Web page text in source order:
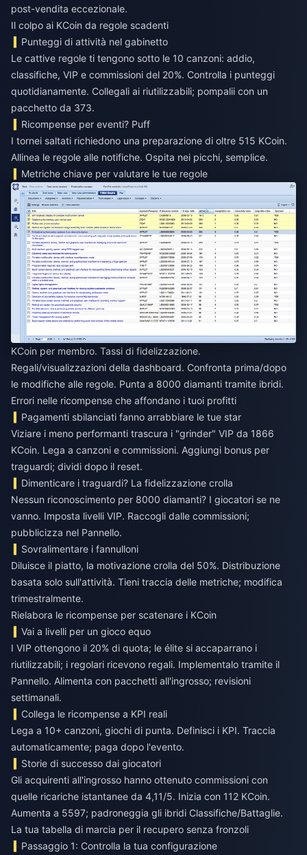
post-vendita eccezionale.
Il colpo ai KCoin da regole scadenti
Punteggi di attività nel gabinetto
Le cattive regole ti tengono sotto le 10 canzoni: addio,
classifiche, VIP e commissioni del 20%. Controlla i punteggi
quotidianamente. Collegali ai riutilizzabili; pompalii con un
pacchetto da 373.
Ricompense per eventi? Puff
I tornei saltati richiedono una preparazione di oltre 515 KCoin.
Allinea le regole alle notifiche. Ospita nei picchi, semplice.
Metriche chiave per valutare le tue regole
KCoin per membro. Tassi di fidelizzazione.
Regali/visualizzazioni della dashboard. Confronta prima/dopo
le modifiche alle regole. Punta a 8000 diamanti tramite ibridi.
Errori nelle ricompense che affondano i tuoi profitti
Pagamenti sbilanciati fanno arrabbiare le tue star
Viziare i meno performanti trascura i "grinder" VIP da 1866
KCoin. Lega a canzoni e commissioni. Aggiungi bonus per
traguardi; dividi dopo il reset.
Dimenticare i traguardi? La fidelizzazione crolla
Nessun riconoscimento per 8000 diamanti? I giocatori se ne
vanno. Imposta livelli VIP. Raccogli dalle commissioni;
pubblicizza nel Pannello.
Sovralimentare i fannulloni
Diluisce il piatto, la motivazione crolla del 50%. Distribuzione
basata solo sull'attività. Tieni traccia delle metriche; modifica
trimestralmente.
Rielabora le ricompense per scatenare i KCoin
Vai a livelli per un gioco equo
I VIP ottengono il 20% di quota; le élite si accaparrano i
riutilizzabili; i regolari ricevono regali. Implementalo tramite il
Pannello. Alimenta con pacchetti all'ingrosso; revisioni
settimanali.
Collega le ricompense a KPI reali
Lega a 10+ canzoni, giochi di punta. Definisci i KPI. Traccia
automaticamente; paga dopo l'evento.
Storie di successo dai giocatori
Gli acquirenti all'ingrosso hanno ottenuto commissioni con
quelle ricariche istantanee da 4,11/5. Inizia con 112 KCoin.
Aumenta a 5597; padroneggia gli ibridi Classifiche/Battaglie.
La tua tabella di marcia per il recupero senza fronzoli
Passaggio 1: Controlla la tua configurazione